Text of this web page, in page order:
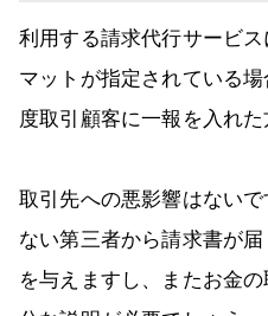
利用する請求代行サービ
マットが指定されている
度取引顧客に一報を入れた
取引先への悪影響はない
ない第三者から請求書が
を与えますし、またお金